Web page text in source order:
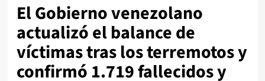
El Gobierno venezolano
actualizó el balance de
víctimas tras los terremotos y
confirmó 1.719 fallecidos y